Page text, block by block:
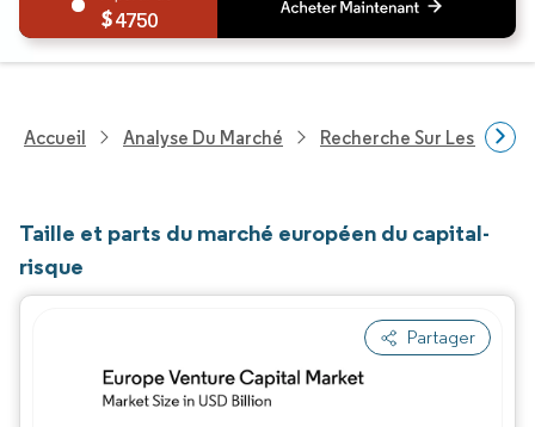
4750
Accueil Analyse Du Marché Recherche Sur Les
Taille et parts du marché européen du capital-
risque
Partager